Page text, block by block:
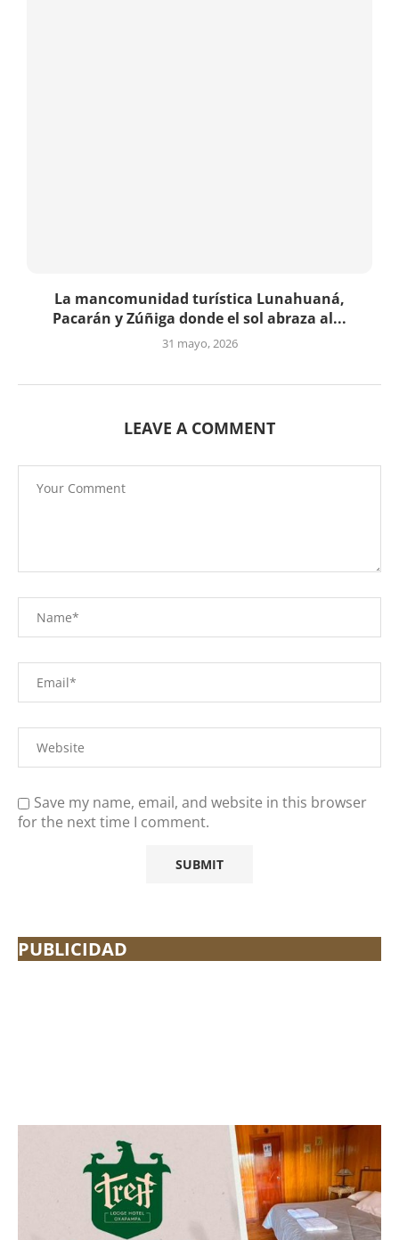
La mancomunidad turística Lunahuaná,
Pacarán y Zúñiga donde el sol abraza al...
31 mayo, 2026
LEAVE A COMMENT
Save my name, email, and website in this browser
for the next time I comment.
PUBLICIDAD